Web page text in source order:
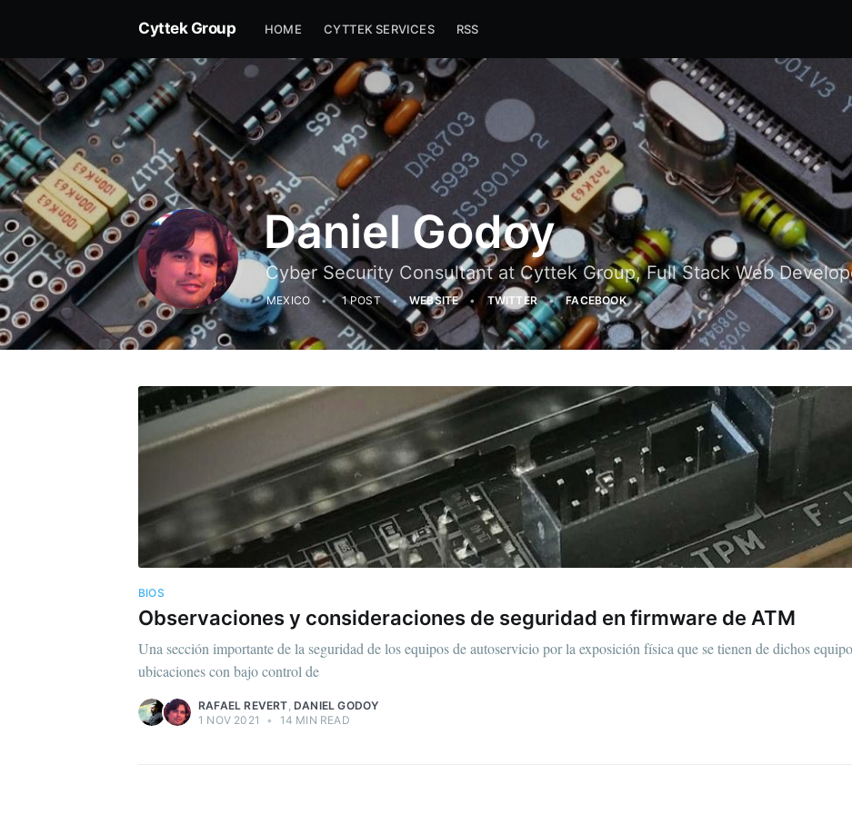
Cyttek Group HOME CYTTEK SERVICES RSS
Daniel Godoy
Cyber Security Consultant at Cyttek Group, Full Stack Web
MEXICO 1 POST WEBSITE TWITTER FACEBOOK
BIOS
Observaciones y consideraciones de seguridad en firmware de ATM
Una sección importante de la seguridad de los equipos de autoservicio por la exposición física que se tienen de dichos
ubicaciones con bajo control de
RAFAEL REVERT,DANIEL GODOY
1 NOV 2021
• 14 MIN READ
Subscribe to Cyttek
Stay up to date! Get all the latest & greatest posts
straight to your inbox
Subscribe